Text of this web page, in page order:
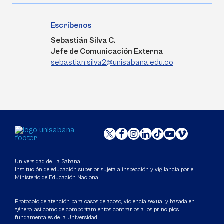
Escríbenos
Sebastián Silva C.
Jefe de Comunicación Externa
sebastian.silva2@unisabana.edu.co
Universidad de La Sabana
Institución de educación superior sujeta a inspección y vigilancia por el
Ministerio de Educación Nacional
Protocolo de atención para casos de acoso, violencia sexual y basada en
género, así como de comportamientos contrarios a los principios
fundamentales de la Universidad